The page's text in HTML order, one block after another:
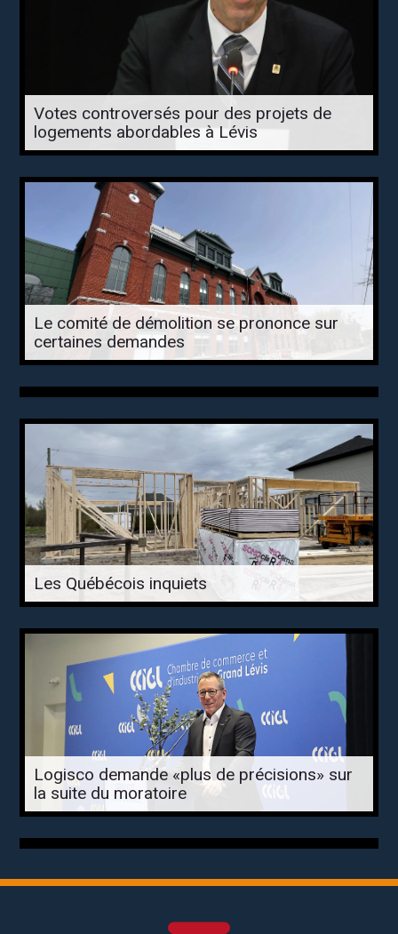
Votes controversés pour des projets de
logements abordables à Lévis
Le comité de démolition se prononce sur
certaines demandes
Les Québécois inquiets
Logisco demande «plus de précisions» sur
la suite du moratoire